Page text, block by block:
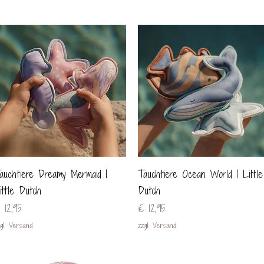
Schnellansicht
Dreamy Mermaid |
Dutch
Versand
Schnellansicht
Tauchtiere Ocean World | Little
Dutch
Preis
€ 12,95
zzgl. Versand